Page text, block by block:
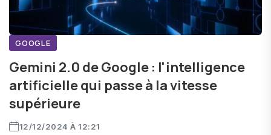
GOOGLE
Gemini 2.0 de Google : l'intelligence
artificielle qui passe à la vitesse
supérieure
12/12/2024 À 12:21